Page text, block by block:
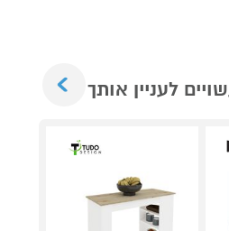
לעניין אותך